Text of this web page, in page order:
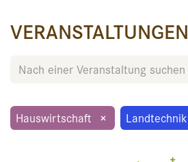
VERANSTALTUNGEN
Hauswirtschaft × Landtechnik